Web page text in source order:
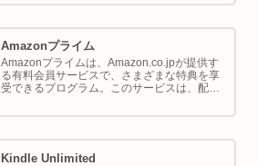
Amazonプライム
Amazonプライムは、Amazon.co.jpが提供す
る有料会員サービスで、さまざまな特典を享
受できるプログラム。このサービスは、配送
実、さらには限定割引までをカバーし、日常
Kindle Unlimited